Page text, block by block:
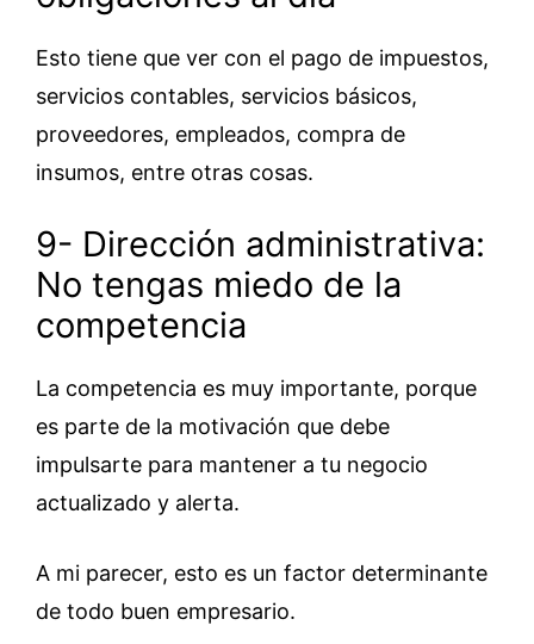
Esto tiene que ver con el pago de impuestos,
servicios contables, servicios básicos,
proveedores, empleados, compra de
insumos, entre otras cosas.
9- Dirección administrativa:
No tengas miedo de la
competencia
La competencia es muy importante, porque
es parte de la motivación que debe
impulsarte para mantener a tu negocio
actualizado y alerta.
A mi parecer, esto es un factor determinante
de todo buen empresario.